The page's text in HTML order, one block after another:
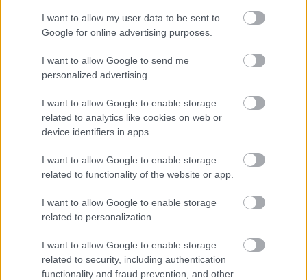
I want to allow my user data to be sent to
Google for online advertising purposes.
I want to allow Google to send me
personalized advertising.
I want to allow Google to enable storage
related to analytics like cookies on web or
device identifiers in apps.
I want to allow Google to enable storage
related to functionality of the website or app.
I want to allow Google to enable storage
related to personalization.
I want to allow Google to enable storage
related to security, including authentication
functionality and fraud prevention, and other
Deadpool és az Alien is hasít
gsplus.hu| 2024.09.03 11:05
Parádésan nyitott az Alien:
Romulus a mozikban, a Deadpool
eközben pedig a Borderlands...
nos, képzelhetitek
gsplus.hu| 2024.08.20 11:26
Tippelj, mi történt a hazai
mozikban a Borderlands filmmel
Deadpoolék tovább zúznak, de
Shyamalan új filmje nem aratott
nagy sikert a magyar mozikban
gsplus.hu | 2024.08.06 07:01